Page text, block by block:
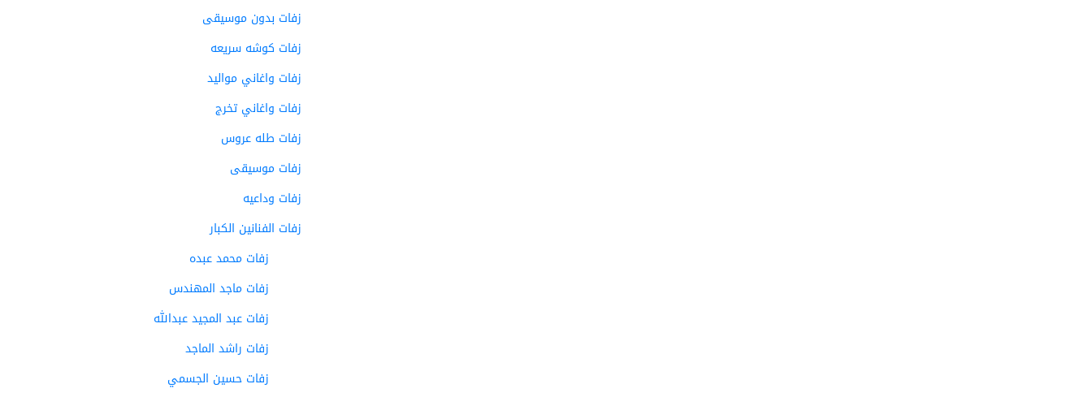
زفات بدون موسيقى
زفات كوشه سريعه
زفات واغاني مواليد
زفات واغاني تخرج
زفات طله عروس
زفات موسيقى
زفات وداعيه
زفات الفنانين الكبار
زفات محمد عبده
زفات ماجد المهندس
زفات عبد المجيد عبدالله
زفات راشد الماجد
زفات حسين الجسمي